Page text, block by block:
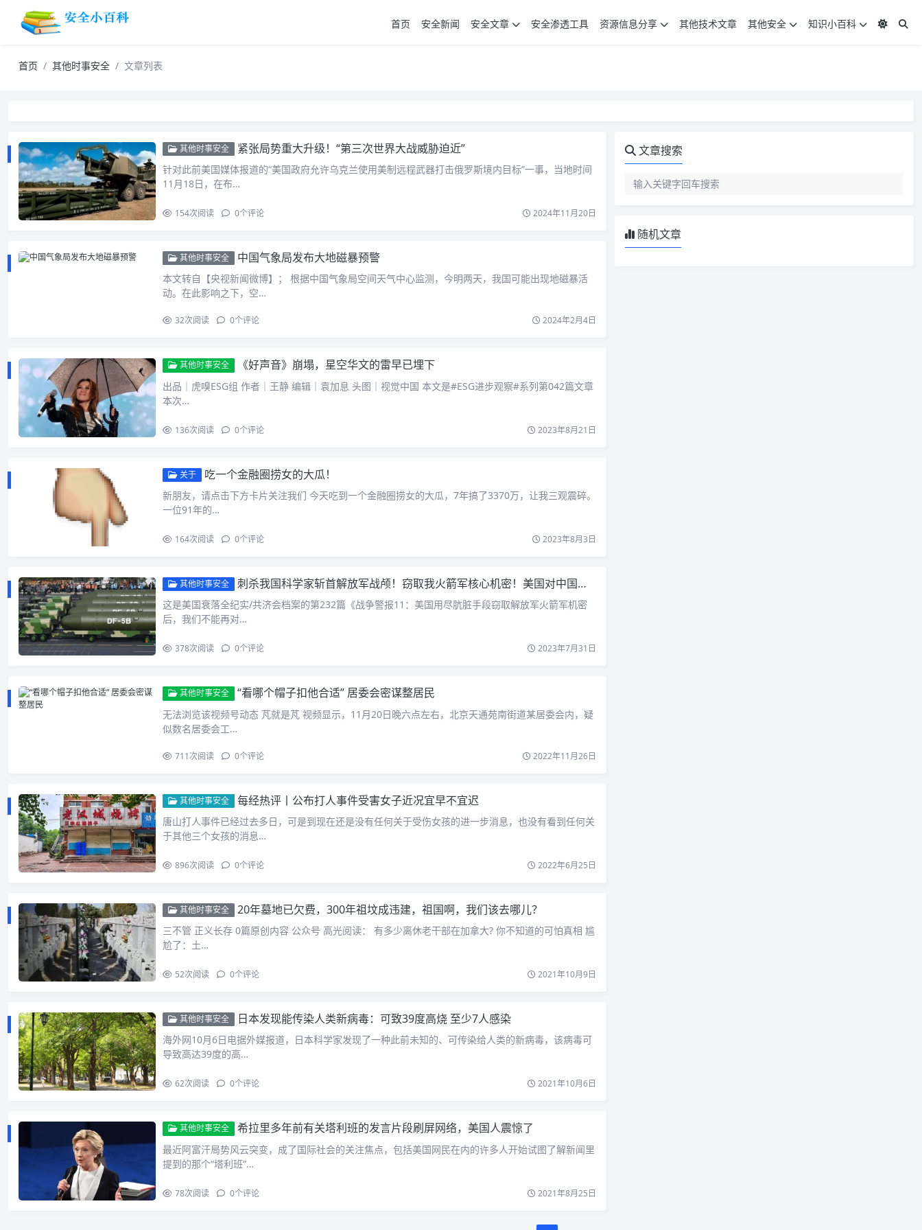
首页 安全新闻 安全文章 安全渗透工具 资源信息分享 其他技术文章 其他安全 知识小百科
首页 其他时事安全 文章列表
其他时事安全 紧张局势重大升级！“第三次世界大战威胁迫近”
针对此前美国媒体报道的“美国政府允许乌克兰使用美制远程武器打击俄罗斯境内目标”一事，当地时间
11月18日，在布…
154次阅读 0个评论 2024年11月20日
其他时事安全 中国气象局发布大地磁暴预警
本文转自【央视新闻微博】； 根据中国气象局空间天气中心监测，今明两天，我国可能出现地磁暴活
动。在此影响之下，空…
32次阅读 0个评论 2024年2月4日
其他时事安全 《好声音》崩塌，星空华文的雷早已埋下
出品｜虎嗅ESG组 作者｜王静 编辑｜袁加息 头图｜视觉中国 本文是#ESG进步观察#系列第042篇文章
本次…
136次阅读 0个评论 2023年8月21日
关于 吃一个金融圈捞女的大瓜！
新朋友，请点击下方卡片关注我们 今天吃到一个金融圈捞女的大瓜，7年搞了3370万，让我三观震碎。
一位91年的…
164次阅读 0个评论 2023年8月3日
其他时事安全 刺杀我国科学家斩首解放军战颅！窃取我火箭军核心机密！美国对中国的遏制手段肮脏无底线！
这是美国衰落全纪实/共济会档案的第232篇《战争警报11：美国用尽肮脏手段窃取解放军火箭军机密
后，我们不能再对…
378次阅读 0个评论 2023年7月31日
其他时事安全 “看哪个帽子扣他合适” 居委会密谋整居民
无法浏览该视频号动态 芃就是芃 视频显示，11月20日晚六点左右，北京天通苑南街道某居委会内，疑
似数名居委会工…
711次阅读 0个评论 2022年11月26日
其他时事安全 每经热评丨公布打人事件受害女子近况宜早不宜迟
唐山打人事件已经过去多日，可是到现在还是没有任何关于受伤女孩的进一步消息，也没有看到任何关
于其他三个女孩的消息…
896次阅读 0个评论 2022年6月25日
其他时事安全 20年墓地已欠费，300年祖坟成违建，祖国啊，我们该去哪儿？
三不管 正义长存 0篇原创内容 公众号 高光阅读： 有多少离休老干部在加拿大? 你不知道的可怕真相 尴
尬了：土…
52次阅读 0个评论 2021年10月9日
其他时事安全 日本发现能传染人类新病毒：可致39度高烧 至少7人感染
海外网10月6日电据外媒报道，日本科学家发现了一种此前未知的、可传染给人类的新病毒，该病毒可
导致高达39度的高…
62次阅读 0个评论 2021年10月6日
其他时事安全 希拉里多年前有关塔利班的发言片段刷屏网络，美国人震惊了
最近阿富汗局势风云突变，成了国际社会的关注焦点，包括美国网民在内的许多人开始试图了解新闻里
提到的那个“塔利班”…
78次阅读 0个评论 2021年8月25日
文章搜索
随机文章